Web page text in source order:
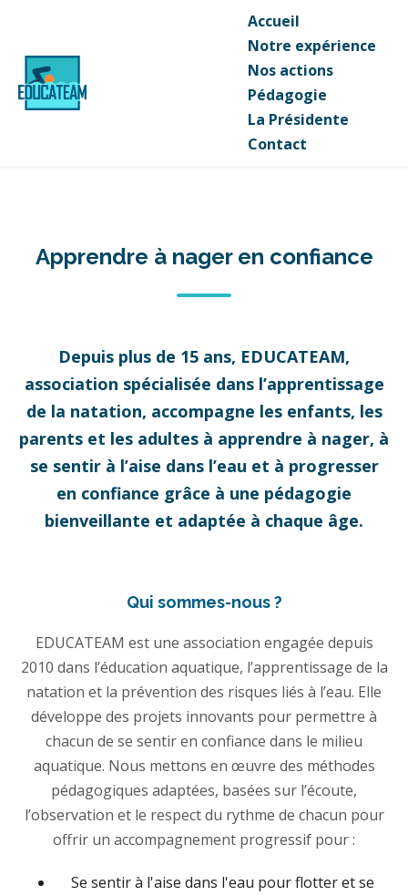
Accueil
Notre expérience
Nos actions
Pédagogie
La Présidente
Contact
Apprendre à nager en confiance
Depuis plus de 15 ans, EDUCATEAM,
association spécialisée dans l’apprentissage
de la natation, accompagne les enfants, les
parents et les adultes à apprendre à nager, à
se sentir à l’aise dans l’eau et à progresser
en confiance grâce à une pédagogie
bienveillante et adaptée à chaque âge.
Qui sommes-nous ?
EDUCATEAM est une association engagée depuis
2010 dans l’éducation aquatique, l’apprentissage de la
natation et la prévention des risques liés à l’eau. Elle
développe des projets innovants pour permettre à
chacun de se sentir en confiance dans le milieu
aquatique. Nous mettons en œuvre des méthodes
pédagogiques adaptées, basées sur l’écoute,
l’observation et le respect du rythme de chacun pour
offrir un accompagnement progressif pour :
Se sentir à l'aise dans l'eau pour flotter et se